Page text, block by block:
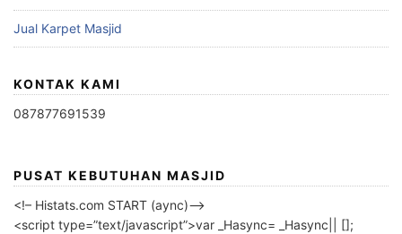
Jual Karpet Masjid
KONTAK KAMI
087877691539
PUSAT KEBUTUHAN MASJID
<!– Histats.com START (aync)–>
<script type=”text/javascript”>var _Hasync= _Hasync|| [];